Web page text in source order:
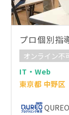
プロ個別指
オンライン不
IT・Web
東京都 中野区